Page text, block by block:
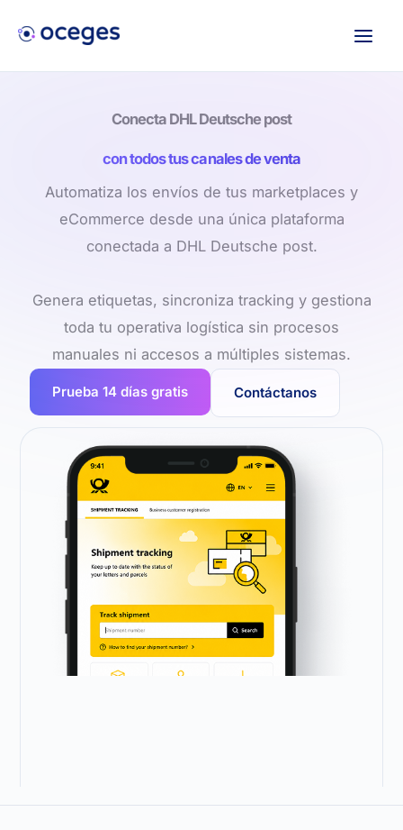
contenido
Conecta DHL Deutsche post
con todos tus canales de venta
Automatiza los envíos de tus marketplaces y
eCommerce desde una única plataforma
conectada a DHL Deutsche post.
Genera etiquetas, sincroniza tracking y gestiona
toda tu operativa logística sin procesos
manuales ni accesos a múltiples sistemas.
Prueba 14 días gratis Contáctanos